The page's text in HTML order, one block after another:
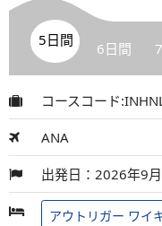
5日間 6日間
コースコード
ANA
出発日：2026年9
アウトリガー ワイ